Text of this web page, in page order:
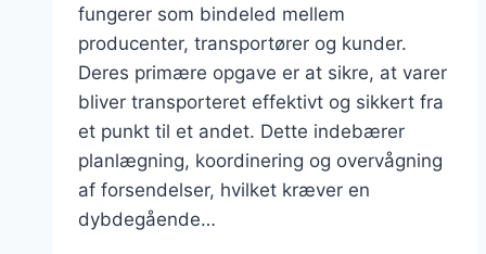
fungerer som bindeled mellem
producenter, transportører og kunder.
Deres primære opgave er at sikre, at varer
bliver transporteret effektivt og sikkert fra
et punkt til et andet. Dette indebærer
planlægning, koordinering og overvågning
af forsendelser, hvilket kræver en
dybdegående…